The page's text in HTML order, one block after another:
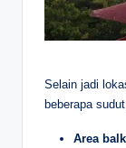
Selain jadi
beberapa
Area